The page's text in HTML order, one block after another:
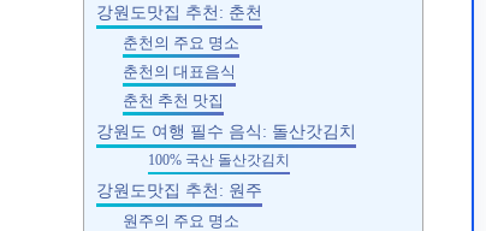
강원도맛집 추천: 춘천
춘천의 주요 명소
춘천의 대표음식
춘천 추천 맛집
강원도 여행 필수 음식: 돌산갓김치
100% 국산 돌산갓김치
강원도맛집 추천: 원주
원주의 주요 명소